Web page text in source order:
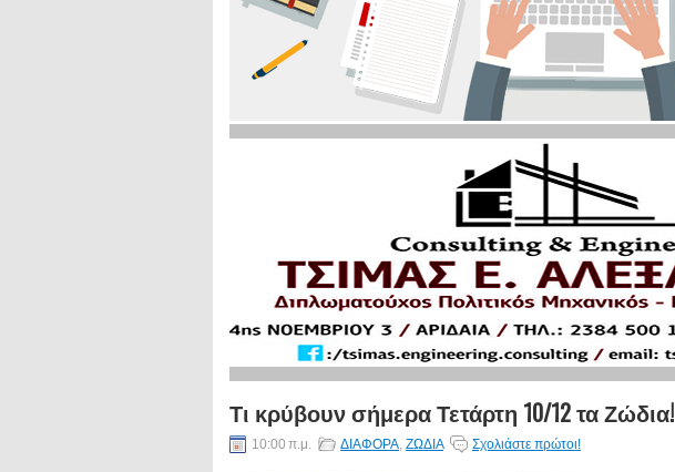
Τι κρύβουν σήμερα Τετάρτη 10/12 τα Ζώδια!
10:00 π.μ. ΔΙΑΦΟΡΑ, ΖΩΔΙΑ Σχολιάστε πρώτοι!